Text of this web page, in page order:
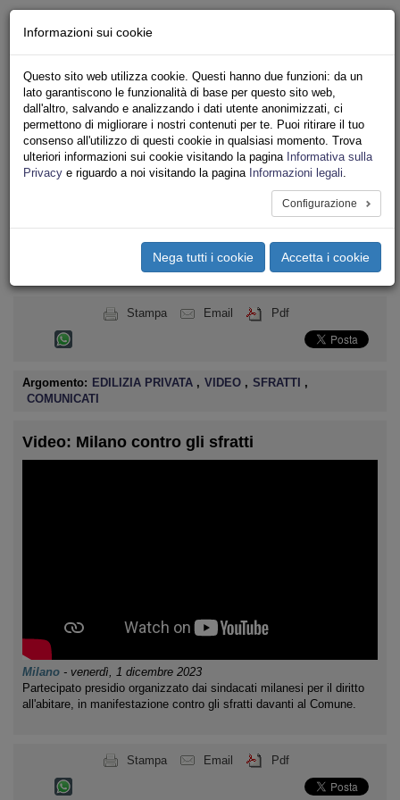
Iscriviti
Ricerca
Area Stampa
Privacy
ASSOCIAZIONI INQUILINI E ABITANTI
navigation
Toggle
Stampa Email Pdf
Argomento: EDILIZIA PRIVATA , VIDEO , SFRATTI ,
COMUNICATI
Video: Milano contro gli sfratti
Milano - venerdì, 1 dicembre 2023
Partecipato presidio organizzato dai sindacati milanesi per il diritto
all'abitare, in manifestazione contro gli sfratti davanti al Comune.
Stampa Email Pdf
Informazioni sui cookie
Questo sito web utilizza cookie. Questi hanno due funzioni: da un
lato garantiscono le funzionalità di base per questo sito web,
dall'altro, salvando e analizzando i dati utente anonimizzati, ci
permettono di migliorare i nostri contenuti per te. Puoi ritirare il tuo
consenso all'utilizzo di questi cookie in qualsiasi momento. Trova
ulteriori informazioni sui cookie visitando la pagina Informativa sulla
Privacy e riguardo a noi visitando la pagina Informazioni legali.
Configurazione
Nega tutti i cookie Accetta i cookie